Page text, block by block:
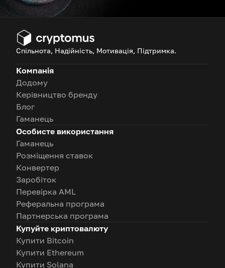
Спільнота, Надійність, Мотивація, Підтримка.
Компанія
Додому
Керівництво бренду
Блог
Гаманець
Особисте використання
Гаманець
Розміщення ставок
Конвертер
Заробіток
Перевірка AML
Реферальна програма
Партнерська програма
Купуйте криптовалюту
Купити Bitcoin
Купити Ethereum
Купити Solana